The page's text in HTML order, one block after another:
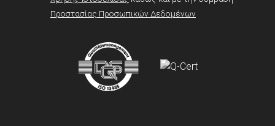
Προστασίας Προσωπικών Δεδομένων